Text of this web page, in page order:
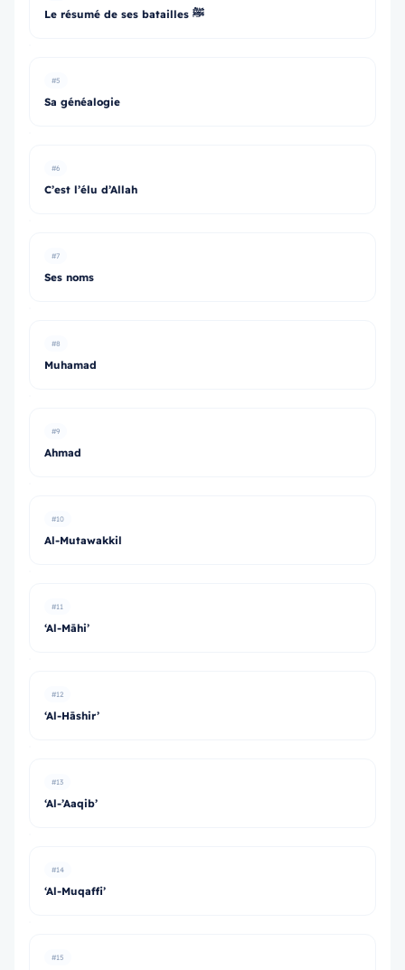
Le résumé de ses batailles ﷺ
#5
Sa généalogie
#6
C’est l’élu d’Allah
#7
Ses noms
#8
Muhamad
#9
Ahmad
#10
Al-Mutawakkil
#11
‘Al-Māhi’
#12
‘Al-Hāshir’
#13
‘Al-’Aaqib’
#14
‘Al-Muqaffi’
#15